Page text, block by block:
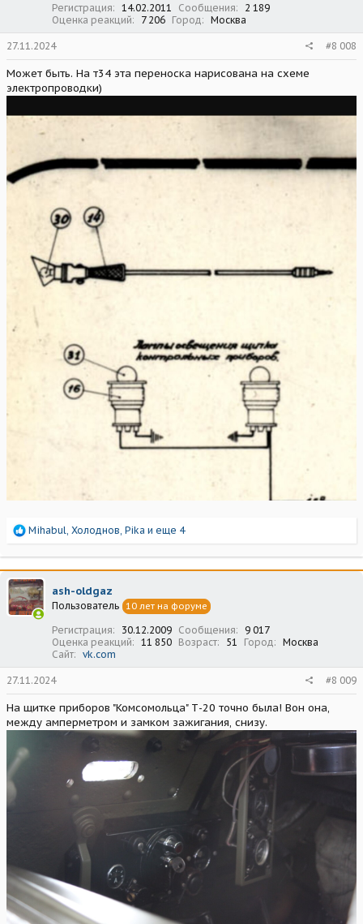
Регистрация 14.02.2011 Сообщения
2 189
Оценка реакций
7 206 Город Москва
27.11.2024 #8 008
Может быть. На т34 эта переноска нарисована на схеме
электропроводки)
Р
а
к
ц
и
и
Mihabul, Холоднов, Pika и еще 4
ash-oldgaz
Пользователь 10 лет на форуме
Регистрация 30.12.2009 Сообщения
9 017
Оценка реакций
11 850 Возраст 51 Город
Москва
Сайт
vk.com
27.11.2024 #8 009
На щитке приборов "Комсомольца" Т-20 точно была! Вон она,
между амперметром и замком зажигания, снизу.